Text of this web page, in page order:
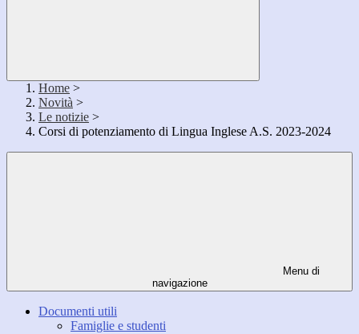
Home >
Novità >
Le notizie >
Corsi di potenziamento di Lingua Inglese A.S. 2023-2024
Menu di
navigazione
Documenti utili
Famiglie e studenti